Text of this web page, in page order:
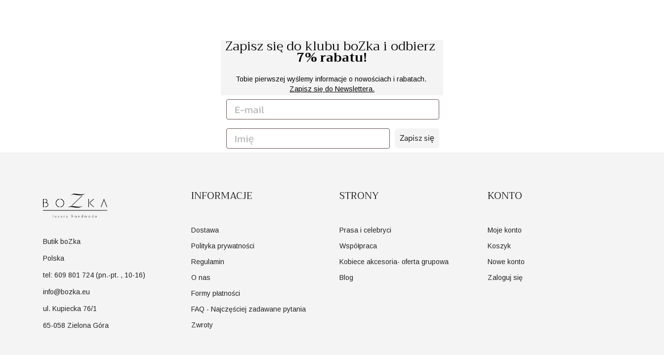
Zapisz się do klubu boZka i odbierz
7% rabatu!
Tobie pierwszej wyślemy informacje o nowościach i rabatach.
Zapisz się do Newslettera.
Zapisz się
Butik boZka
Polska
tel: 609 801 724 (pn.-pt. , 10-16)
info@bozka.eu
ul. Kupiecka 76/1
65-058 Zielona Góra
INFORMACJE
Dostawa
Polityka prywatności
Regulamin
O nas
Formy płatności
FAQ - Najczęściej zadawane pytania
Zwroty
STRONY
Prasa i celebryci
Współpraca
Kobiece akcesoria- oferta grupowa
Blog
KONTO
Moje konto
Koszyk
Nowe konto
Zaloguj się